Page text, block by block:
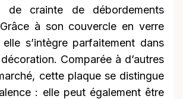
de crainte de débordements
à son couvercle en verre
s’intègre parfaitement dans
Comparée à d’autres
cette plaque se distingue
: elle peut également être